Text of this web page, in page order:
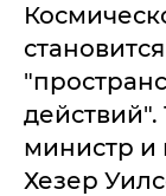
действий".
министр
Хезер